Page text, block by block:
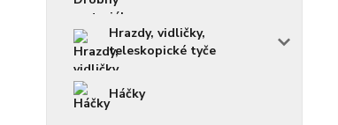
Hrazdy, vidličky,
teleskopické tyče
Háčky